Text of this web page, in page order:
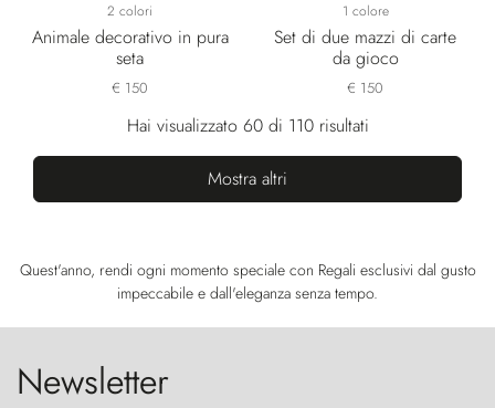
2 colori
Animale decorativo in pura
seta
€ 150
1 colore
Set di due mazzi di carte
da gioco
€ 150
Hai visualizzato 60 di 110 risultati
Mostra altri
Quest'anno, rendi ogni momento speciale con Regali esclusivi dal gusto
impeccabile e dall'eleganza senza tempo.
Newsletter